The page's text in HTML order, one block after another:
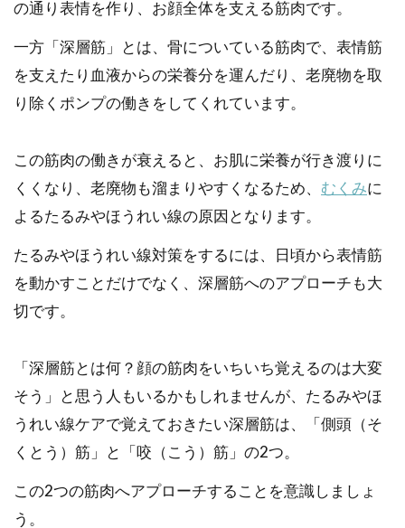
の通り表情を作り、お顔全体を支える筋肉です。
一方「深層筋」とは、骨についている筋肉で、表情筋
を支えたり血液からの栄養分を運んだり、老廃物を取
り除くポンプの働きをしてくれています。
この筋肉の働きが衰えると、お肌に栄養が行き渡りに
くくなり、老廃物も溜まりやすくなるため、 むくみに
よるたるみやほうれい線の原因となります。
たるみやほうれい線対策をするには、日頃から表情筋
を動かすことだけでなく、深層筋へのアプローチも大
切です。
「深層筋とは何？顔の筋肉をいちいち覚えるのは大変
そう」と思う人もいるかもしれませんが、たるみやほ
うれい線ケアで覚えておきたい深層筋は、「側頭（そ
くとう）筋」と「咬（こう）筋」の2つ。
この2つの筋肉へアプローチすることを意識しましょ
う。